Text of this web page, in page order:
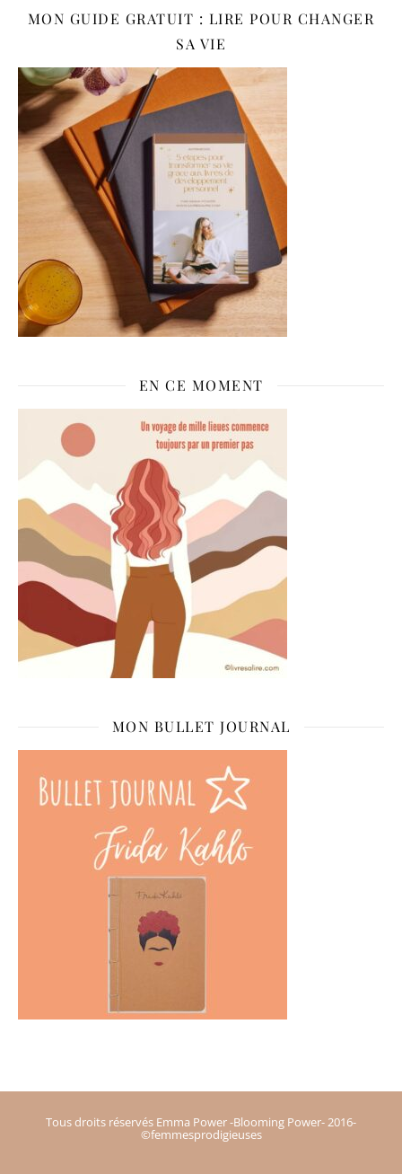
MON GUIDE GRATUIT : LIRE POUR CHANGER
SA VIE
EN CE MOMENT
MON BULLET JOURNAL
Tous droits réservés Emma Power -Blooming Power- 2016-
©femmesprodigieuses